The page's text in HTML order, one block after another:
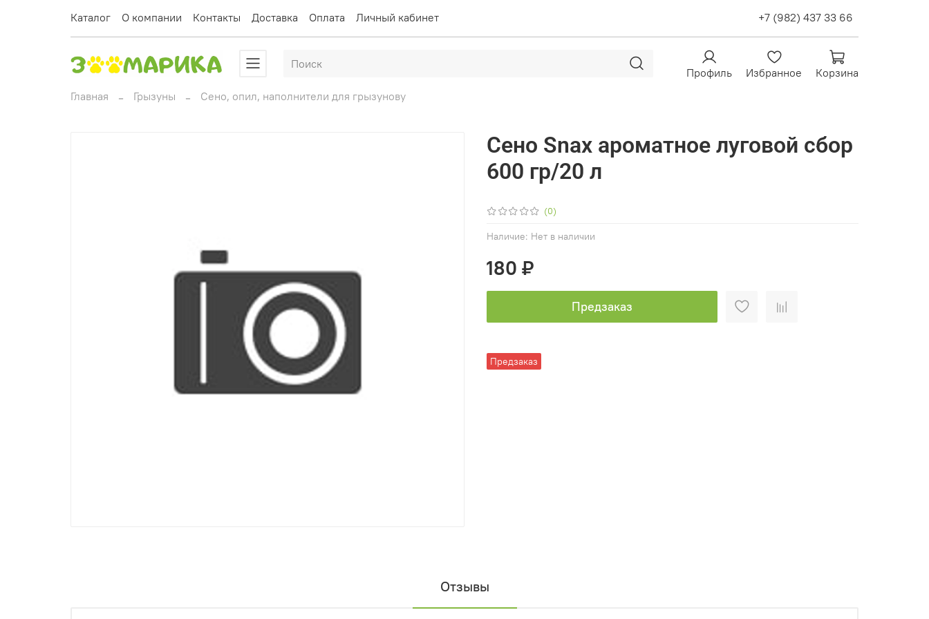
Каталог О компании Контакты Доставка Оплата Личный кабинет +7 (982) 437 33 66
Профиль Избранное
Корзина
Главная
Грызуны Сено, опил, наполнители для грызунову
(0)
Наличие: Нет в наличии
Предзаказ
Сено Snax ароматное луговой сбор
600 гр/20 л
180 ₽
Предзаказ
Отзывы